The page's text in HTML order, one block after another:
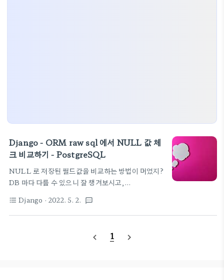
Django - ORM raw sql 에서 NULL 값 체
크 비교하기 - PostgreSQL
NULL 로 저장된 필드값을 비교하는 방법이 머였지?
DB 마다 다를 수 있으니 잘 챙겨보시고,
NULL SELECT id, first_name, last_name,
email, phone FROM contacts WHERE
https://www.postgresqltutorial.com/postgresql-
format_list_bulleted Django · 2022. 5. 2. textsms
navigate_before 1 navigate_next